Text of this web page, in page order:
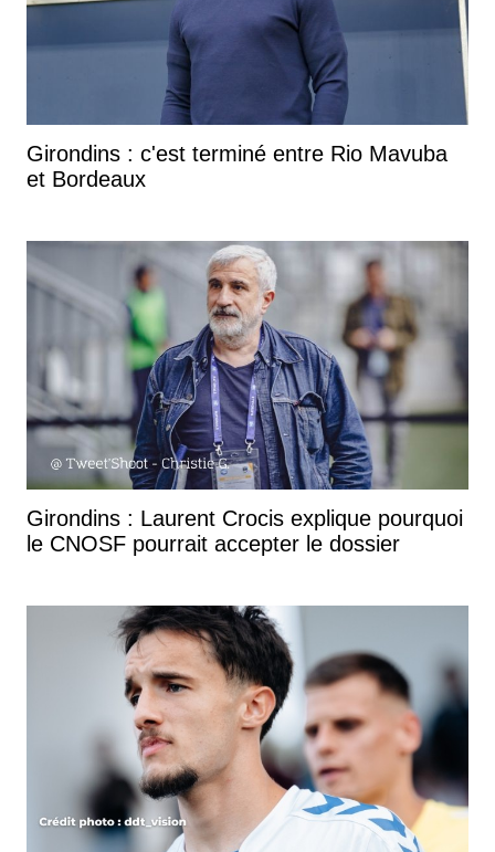
Girondins : c'est terminé entre Rio Mavuba
et Bordeaux
Girondins : Laurent Crocis explique pourquoi
le CNOSF pourrait accepter le dossier